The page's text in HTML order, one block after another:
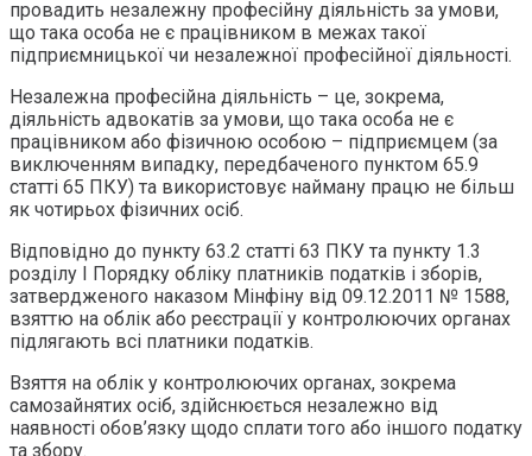
провадить незалежну професійну діяльність за умови,
що така особа не є працівником в межах такої
підприємницької чи незалежної професійної діяльності.
Незалежна професійна діяльність – це, зокрема,
діяльність адвокатів за умови, що така особа не є
працівником або фізичною особою – підприємцем (за
виключенням випадку, передбаченого пунктом 65.9
статті 65 ПКУ) та використовує найману працю не більш
як чотирьох фізичних осіб.
Відповідно до пункту 63.2 статті 63 ПКУ та пункту 1.3
розділу І Порядку обліку платників податків і зборів,
затвердженого наказом Мінфіну від 09.12.2011 № 1588,
взяттю на облік або реєстрації у контролюючих органах
підлягають всі платники податків.
Взяття на облік у контролюючих органах, зокрема
самозайнятих осіб, здійснюється незалежно від
наявності обов’язку щодо сплати того або іншого податку
та збору.